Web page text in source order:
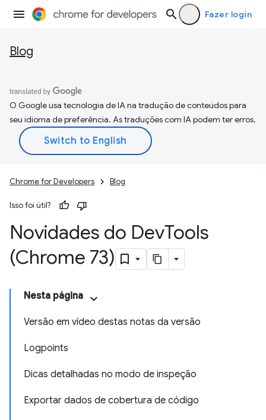
Fazer login
Blog
O Google usa tecnologia de IA na tradução de conteúdos para
seu idioma de preferência. As traduções com IA podem ter erros.
Chrome for Developers Blog
Isso foi útil?
Novidades do DevTools
(Chrome 73)
Nesta página
Versão em vídeo destas notas da versão
Logpoints
Dicas detalhadas no modo de inspeção
Exportar dados de cobertura de código